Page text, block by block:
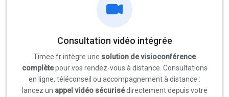
Consultation vidéo intégrée
Timee.fr intègre une solution de visioconférence
complètepour vos rendez-vous à distance. Consultations
en ligne, téléconseil ou accompagnement à distance :
lancez un appel vidéo sécurisédirectement depuis votre